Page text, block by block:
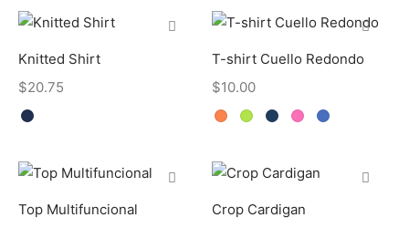
Knitted Shirt
$20.75
T-shirt Cuello Redondo
$10.00
Top Multifuncional
Crop Cardigan